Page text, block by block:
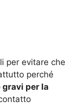
per evitare che
perché
per la